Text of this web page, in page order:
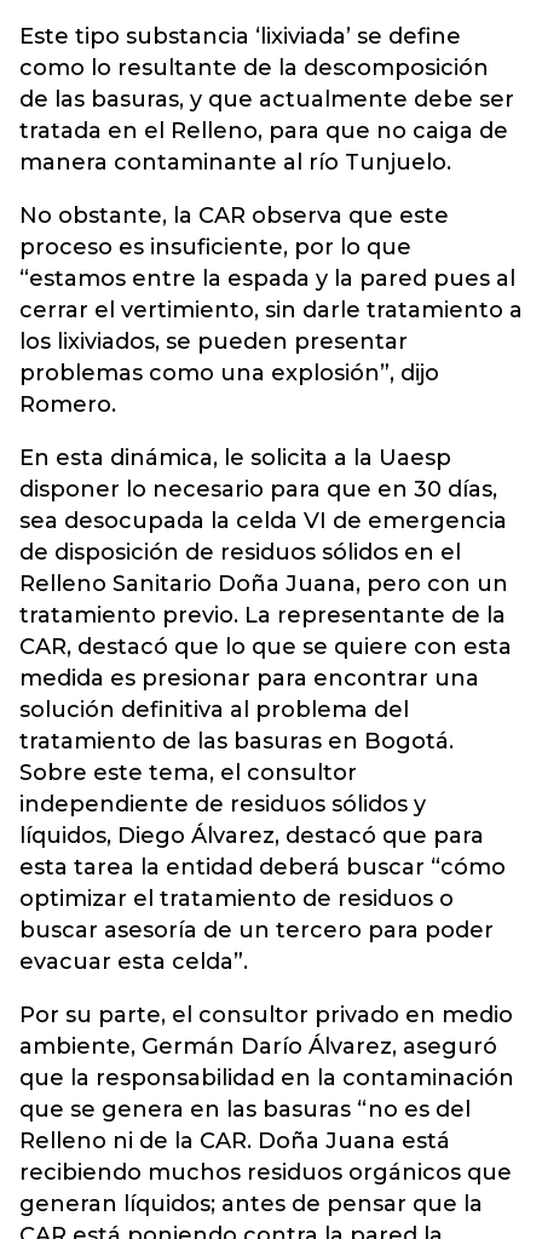
Este tipo substancia ‘lixiviada’ se define
como lo resultante de la descomposición
de las basuras, y que actualmente debe ser
tratada en el Relleno, para que no caiga de
manera contaminante al río Tunjuelo.
No obstante, la CAR observa que este
proceso es insuficiente, por lo que
“estamos entre la espada y la pared pues al
cerrar el vertimiento, sin darle tratamiento a
los lixiviados, se pueden presentar
problemas como una explosión”, dijo
Romero.
En esta dinámica, le solicita a la Uaesp
disponer lo necesario para que en 30 días,
sea desocupada la celda VI de emergencia
de disposición de residuos sólidos en el
Relleno Sanitario Doña Juana, pero con un
tratamiento previo. La representante de la
CAR, destacó que lo que se quiere con esta
medida es presionar para encontrar una
solución definitiva al problema del
tratamiento de las basuras en Bogotá.
Sobre este tema, el consultor
independiente de residuos sólidos y
líquidos, Diego Álvarez, destacó que para
esta tarea la entidad deberá buscar “cómo
optimizar el tratamiento de residuos o
buscar asesoría de un tercero para poder
evacuar esta celda”.
Por su parte, el consultor privado en medio
ambiente, Germán Darío Álvarez, aseguró
que la responsabilidad en la contaminación
que se genera en las basuras “no es del
Relleno ni de la CAR. Doña Juana está
recibiendo muchos residuos orgánicos que
generan líquidos; antes de pensar que la